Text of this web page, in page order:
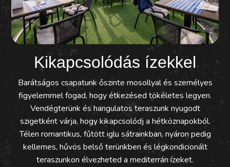
Kikapcsolódás ízekkel
Barátságos csapatunk őszinte mosollyal és személyes
figyelemmel fogad, hogy étkezésed tökéletes legyen.
Vendégterünk és hangulatos teraszunk nyugodt
szigetként várja, hogy kikapcsolódj a hétköznapokból.
Télen romantikus, fűtött iglu sátrainkban, nyáron pedig
kellemes, hűvös belső terünkben és légkondicionált
teraszunkon élvezheted a mediterrán ízeket.